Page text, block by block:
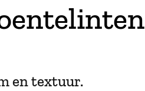
en textuur.